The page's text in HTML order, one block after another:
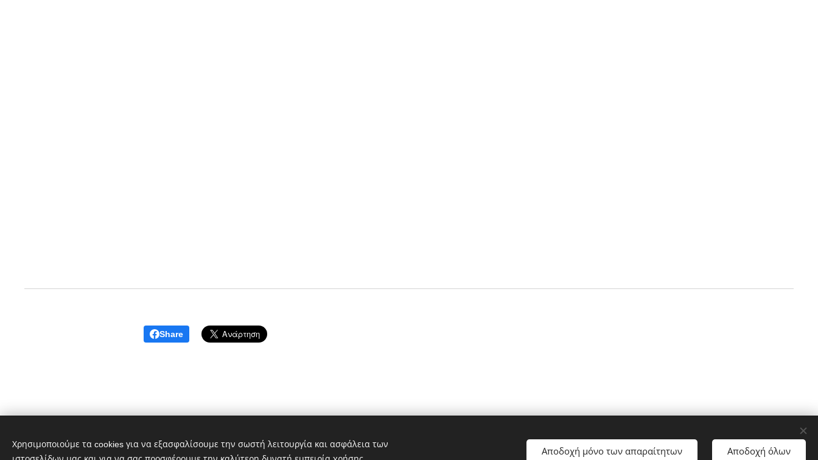
Share
© 2025 Εθελοντές Πολιτικής Προστασίας Θέρμης | Διατηρούνται όλα τα δικαιώματα | Web4ALL
Χρησιμοποιούμε τα cookies για να εξασφαλίσουμε την σωστή λειτουργία και ασφάλεια των
Αποδοχή μόνο των απαραίτητων Αποδοχή όλων